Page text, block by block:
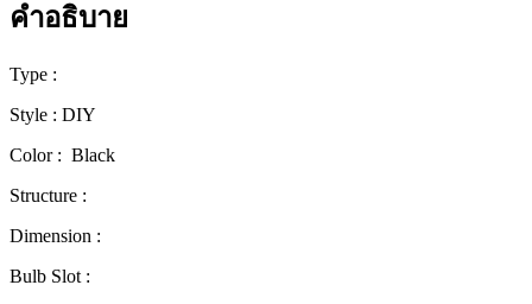
คำอธิบาย
Type :
Style : DIY
Color : Black
Structure :
Dimension :
Bulb Slot :